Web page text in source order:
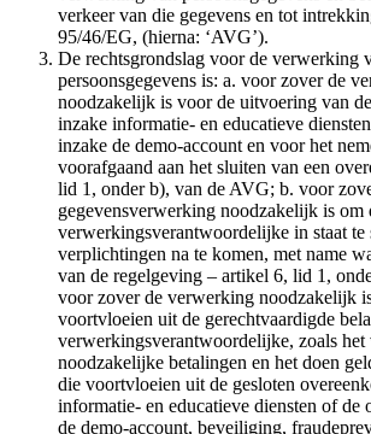
verkeer van die gegevens en tot
95/46/EG, (hierna: ‘AVG’).
De rechtsgrondslag voor de verwerking
persoonsgegevens is: a. voor zover de
noodzakelijk is voor de uitvoering van
inzake informatie- en educatieve
inzake de demo-account en voor het
voorafgaand aan het sluiten van een
lid 1, onder b), van de AVG; b. voor
gegevensverwerking noodzakelijk is om
verwerkingsverantwoordelijke in staat
verplichtingen na te komen, met name
van de regelgeving – artikel 6, lid 1,
voor zover de verwerking noodzakelijk
voortvloeien uit de gerechtvaardigde
verwerkingsverantwoordelijke, zoals het
noodzakelijke betalingen en het doen
die voortvloeien uit de gesloten
informatie- en educatieve diensten of de
de demo-account, beveiliging,